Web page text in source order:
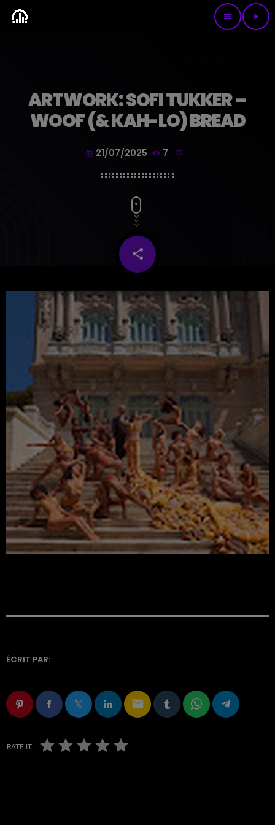
menu play_arrow
ARTWORK: SOFI TUKKER –
WOOF (& KAH-LO) BREAD
today 21/07/2025 7
share
email
ÉCRIT PAR:
email
RATE IT